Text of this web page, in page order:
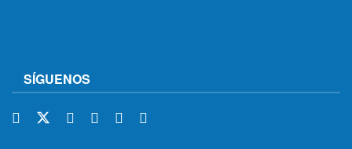
SÍGUENOS